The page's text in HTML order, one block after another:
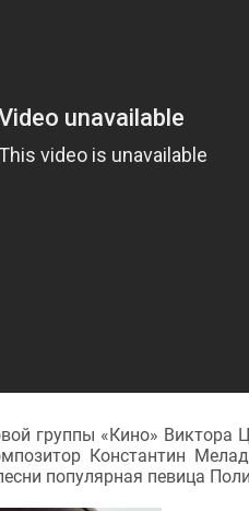
группы «Кино» Виктора
Константин
популярная певица